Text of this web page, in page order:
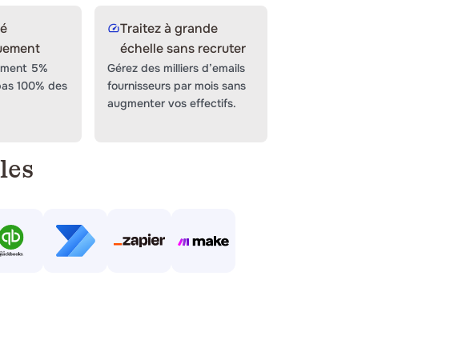
à configurer. Si vous pouvez l'ouvrir,
5%
100% des
Traitez à grande
échelle sans recruter
Gérez des milliers d’emails
fournisseurs par mois sans
augmenter vos effectifs.